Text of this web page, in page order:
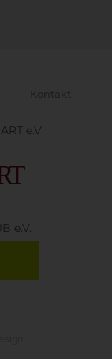
Kontakt
e.V
e.V.